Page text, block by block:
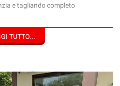
e tagliando completo
TUTTO...